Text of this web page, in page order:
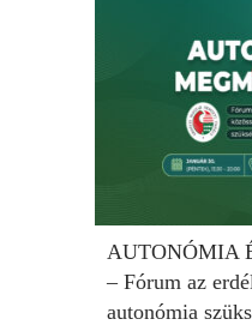
AUTONÓMIA
– Fórum az
autonómia